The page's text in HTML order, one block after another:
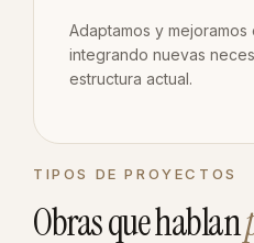
Adaptamos y mejoramos
integrando nuevas
estructura actual.
TIPOS DE PROYECTOS
Obras que hablan